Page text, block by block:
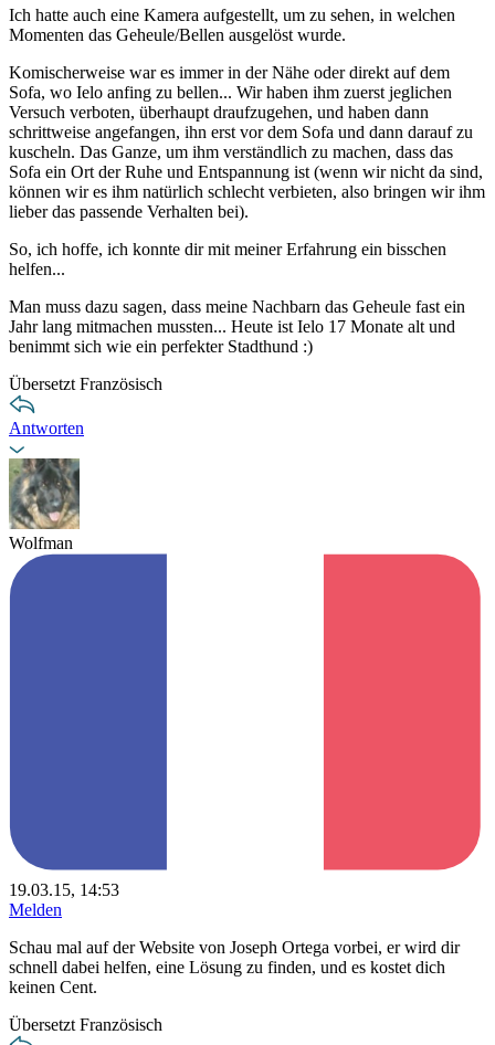
Ich hatte auch eine Kamera aufgestellt, um zu sehen, in welchen
Momenten das Geheule/Bellen ausgelöst wurde.
Komischerweise war es immer in der Nähe oder direkt auf dem
Sofa, wo Ielo anfing zu bellen... Wir haben ihm zuerst jeglichen
Versuch verboten, überhaupt draufzugehen, und haben dann
schrittweise angefangen, ihn erst vor dem Sofa und dann darauf zu
kuscheln. Das Ganze, um ihm verständlich zu machen, dass das
Sofa ein Ort der Ruhe und Entspannung ist (wenn wir nicht da sind,
können wir es ihm natürlich schlecht verbieten, also bringen wir ihm
lieber das passende Verhalten bei).
So, ich hoffe, ich konnte dir mit meiner Erfahrung ein bisschen
helfen...
Man muss dazu sagen, dass meine Nachbarn das Geheule fast ein
Jahr lang mitmachen mussten... Heute ist Ielo 17 Monate alt und
benimmt sich wie ein perfekter Stadthund :)
Übersetzt Französisch
Antworten
Wolfman
19.03.15, 14:53
Melden
Schau mal auf der Website von Joseph Ortega vorbei, er wird dir
schnell dabei helfen, eine Lösung zu finden, und es kostet dich
keinen Cent.
Übersetzt Französisch